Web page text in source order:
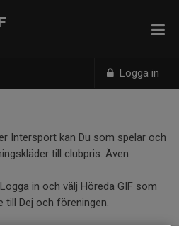
Logga in
Intersport kan Du som spelar och
till clubpris. Även
in och välj Höreda GIF som
till Dej och föreningen.